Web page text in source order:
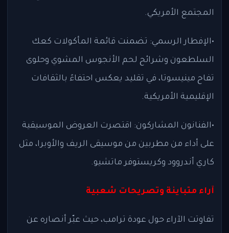
المجتمع الأمريكي.
•الإفطار الرسمي: تضمنت قائمة المأكولات كعك
السلطعون وشرائح لحم الأنجوس المشوي وحلوى
تفاح مينيسوتا، في تقليد يعكس احتفاءً بالثقافات
الإقليمية الأمريكية.
•الفنانون المشاركون: اقتصرت العروض الموسيقية
على أداء من مطربين من موسيقى الريف والأوبرا، مثل
كاري أندروود وكريستوفر ماتشيو.
آراء متباينة وتصريحات شعبية
تفاوتت الآراء حول عودة ترامب، حيث عبّر أنصاره عن